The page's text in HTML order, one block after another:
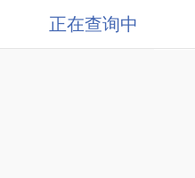
正在查询中